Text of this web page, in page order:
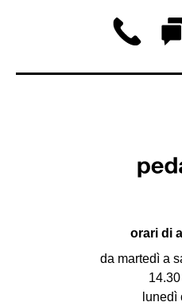
orari di
da martedì a
lunedì